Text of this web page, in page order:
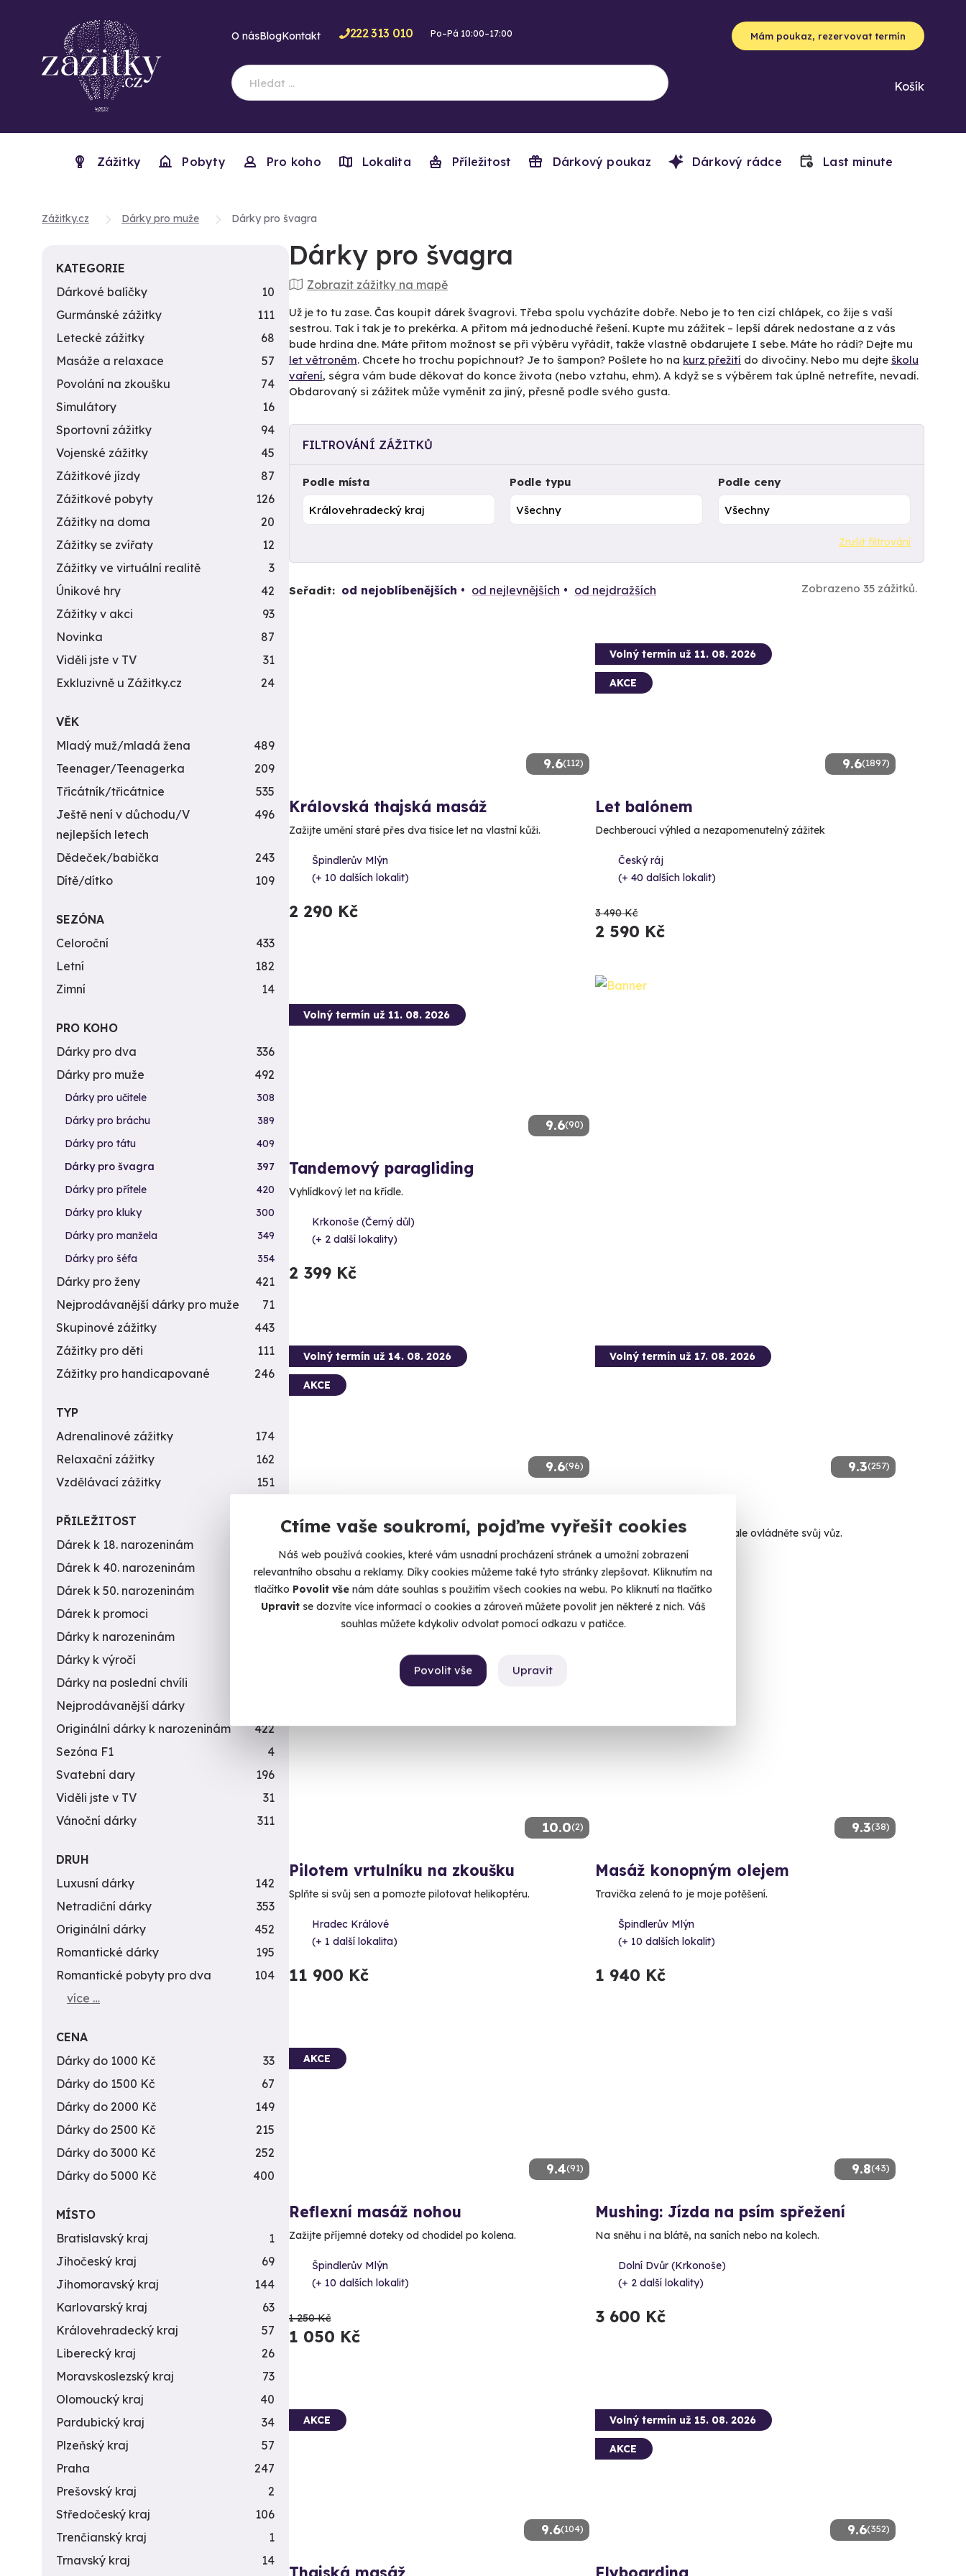
Ctíme vaše soukromí, pojďme vyřešit cookies
Náš web používá cookies, které vám usnadní procházení stránek a umožní zobrazení
relevantního obsahu a reklamy. Díky cookies můžeme také tyto stránky zlepšovat. Kliknutím na
tlačítko Povolit vše nám dáte souhlas s použitím všech cookies na webu. Po kliknutí na tlačítko
Upravitse dozvíte více informací o cookies a zároveň můžete povolit jen některé z nich. Váš
souhlas můžete kdykoliv odvolat pomocí odkazu v patičce.
Upravit
Povolit vše
O násBlogKontakt 222 313 010 Po–Pá 10:00–17:00 Mám poukaz, rezervovat termín
Košík
Zážitky Pobyty Pro koho Lokalita Příležitost Dárkový poukaz Dárkový rádce Last minute
Zážitky.cz Dárky pro muže Dárky pro švagra
Dárky pro švagra
Zobrazit zážitky na mapě
Už je to tu zase. Čas koupit dárek švagrovi. Třeba spolu vycházíte dobře. Nebo je to ten cizí chlápek, co žije s vaší
sestrou. Tak i tak je to prekérka. A přitom má jednoduché řešení. Kupte mu zážitek – lepší dárek nedostane a z vás
bude hrdina dne. Máte přitom možnost se při výběru vyřádit, takže vlastně obdarujete I sebe. Máte ho rádi? Dejte mu
let větroněm. Chcete ho trochu popíchnout? Je to šampon? Pošlete ho na kurz přežití do divočiny. Nebo mu dejte školu
vaření, ségra vám bude děkovat do konce života (nebo vztahu, ehm). A když se s výběrem tak úplně netrefíte, nevadí.
Obdarovaný si zážitek může vyměnit za jiný, přesně podle svého gusta.
FILTROVÁNÍ ZÁŽITKŮ
Podle místa Podle typu Podle ceny
Zrušit filtrování
Seřadit: od nejoblíbenějších od nejlevnějších od nejdražších Zobrazeno 35 zážitků.
9.6(112)
Královská thajská masáž
Zažijte umění staré přes dva tisíce let na vlastní kůži.
Špindlerův Mlýn
(+ 10 dalších lokalit)
2 290 Kč
9.6(1897)
Volný termín už 11. 08. 2026
AKCE
Let balónem
Dechberoucí výhled a nezapomenutelný zážitek
Český ráj
(+ 40 dalších lokalit)
3 490 Kč
2 590 Kč
9.6(90)
Volný termín už 11. 08. 2026
Tandemový paragliding
Vyhlídkový let na křídle.
Krkonoše (Černý důl)
(+ 2 další lokality)
2 399 Kč
9.6(96)
Volný termín už 14. 08. 2026
AKCE
Romantický vyhlídkový let kdekoliv v ČR.
Český ráj
(+ 41 dalších lokalit)
14 490 Kč
9.3(257)
Volný termín už 17. 08. 2026
Zažijte školu smyku a dokonale ovládněte svůj vůz.
Hradec Králové
(+ 3 další lokality)
3 080 Kč
10.0(2)
Pilotem vrtulníku na zkoušku
Splňte si svůj sen a pomozte pilotovat helikoptéru.
Hradec Králové
(+ 1 další lokalita)
11 900 Kč
9.3(38)
Masáž konopným olejem
Travička zelená to je moje potěšení.
Špindlerův Mlýn
(+ 10 dalších lokalit)
1 940 Kč
9.4(91)
AKCE
Reflexní masáž nohou
Zažijte příjemné doteky od chodidel po kolena.
Špindlerův Mlýn
(+ 10 dalších lokalit)
1 250 Kč
1 050 Kč
9.8(43)
Mushing: Jízda na psím spřežení
Na sněhu i na blátě, na saních nebo na kolech.
Dolní Dvůr (Krkonoše)
(+ 2 další lokality)
3 600 Kč
9.6(104)
AKCE
9.6(352)
Volný termín už 15. 08. 2026
AKCE
KATEGORIE
Dárkové balíčky
10
Gurmánské zážitky
111
Letecké zážitky
68
Masáže a relaxace
57
Povolání na zkoušku
74
Simulátory
16
Sportovní zážitky
94
Vojenské zážitky
45
Zážitkové jízdy
87
Zážitkové pobyty
126
Zážitky na doma
20
Zážitky se zvířaty
12
Zážitky ve virtuální realitě
3
Únikové hry
42
Zážitky v akci
93
Novinka
87
Viděli jste v TV
31
Exkluzivně u Zážitky.cz
24
VĚK
Mladý muž/mladá žena
489
Teenager/Teenagerka
209
Třicátník/třicátnice
535
Ještě není v důchodu/V
nejlepších letech
496
Dědeček/babička
243
Dítě/dítko
109
SEZÓNA
Celoroční
433
Letní
182
Zimní
14
PRO KOHO
Dárky pro dva
336
Dárky pro muže
492
Dárky pro učitele
308
Dárky pro bráchu
389
Dárky pro tátu
409
Dárky pro švagra
397
Dárky pro přítele
420
Dárky pro kluky
300
Dárky pro manžela
349
Dárky pro šéfa
354
Dárky pro ženy
421
Nejprodávanější dárky pro muže
71
Skupinové zážitky
443
Zážitky pro děti
111
Zážitky pro handicapované
246
TYP
Adrenalinové zážitky
174
Relaxační zážitky
162
Vzdělávací zážitky
151
PŘILEŽITOST
Dárek k 18. narozeninám
Dárek k 40. narozeninám
453
Dárek k 50. narozeninám
378
Dárek k promoci
245
Dárky k narozeninám
Dárky k výročí
Dárky na poslední chvíli
Nejprodávanější dárky
Originální dárky k narozeninám
422
Sezóna F1
4
Svatební dary
196
Viděli jste v TV
31
Vánoční dárky
311
DRUH
Luxusní dárky
142
Netradiční dárky
353
Originální dárky
452
Romantické dárky
195
Romantické pobyty pro dva
104
více …
CENA
Dárky do 1000 Kč
33
Dárky do 1500 Kč
67
Dárky do 2000 Kč
149
Dárky do 2500 Kč
215
Dárky do 3000 Kč
252
Dárky do 5000 Kč
400
MÍSTO
Bratislavský kraj
1
Jihočeský kraj
69
Jihomoravský kraj
144
Karlovarský kraj
63
Královehradecký kraj
57
Liberecký kraj
26
Moravskoslezský kraj
73
Olomoucký kraj
40
Pardubický kraj
34
Plzeňský kraj
57
Praha
247
Prešovský kraj
2
Středočeský kraj
106
Trenčianský kraj
1
Trnavský kraj
14